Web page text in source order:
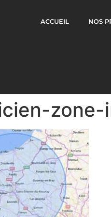
ACCUEIL NOS